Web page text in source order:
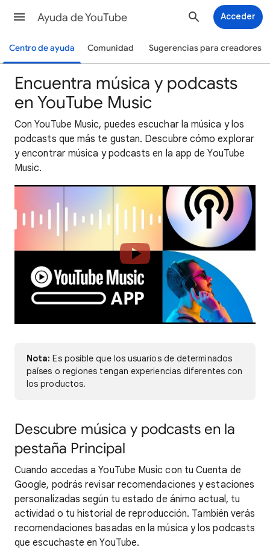
Ayuda de YouTube Acceder
Centro de ayuda Comunidad Sugerencias para creadores
Encuentra música y podcasts
en YouTube Music
Con YouTube Music, puedes escuchar la música y los
podcasts que más te gustan. Descubre cómo explorar
y encontrar música y podcasts en la app de YouTube
Music.
Nota: Es posible que los usuarios de determinados
países o regiones tengan experiencias diferentes con
los productos.
Descubre música y podcasts en la
pestaña Principal
Cuando accedas a YouTube Music con tu Cuenta de
Google, podrás revisar recomendaciones y estaciones
personalizadas según tu estado de ánimo actual, tu
actividad o tu historial de reproducción. También verás
recomendaciones basadas en la música y los podcasts
que escuchaste en YouTube.